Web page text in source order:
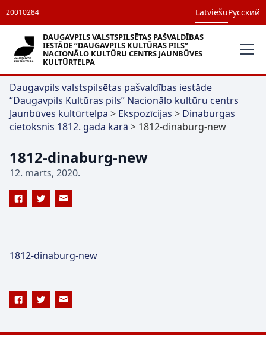
20010284 LatviešuРусский
DAUGAVPILS VALSTSPILSĒTAS PAŠVALDĪBAS
IESTĀDE “DAUGAVPILS KULTŪRAS PILS”
NACIONĀLO KULTŪRU CENTRS JAUNBŪVES
KULTŪRTELPA
Daugavpils valstspilsētas pašvaldības iestāde
“Daugavpils Kultūras pils” Nacionālo kultūru centrs
Jaunbūves kultūrtelpa > Ekspozīcijas > Dinaburgas
cietoksnis 1812. gada karā > 1812-dinaburg-new
1812-dinaburg-new
12. marts, 2020.
1812-dinaburg-new